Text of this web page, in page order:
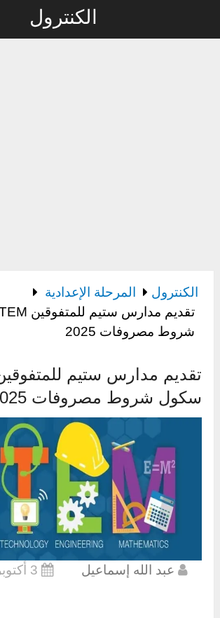
الكنترول
الكنترول
المرحلة الإعدادية
شروط مصروفات 2025
سكول شروط مصروفات 2025
عبد الله إسماعيل 3 أكتوبر، 2024